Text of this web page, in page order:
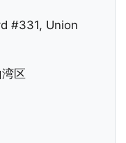
#331, Union
区